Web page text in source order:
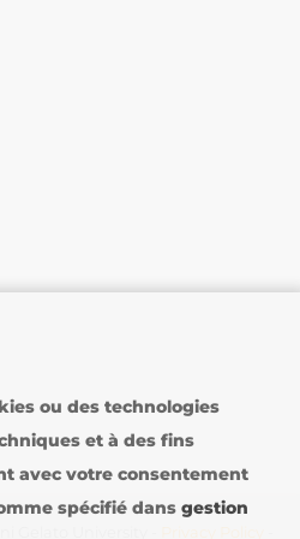
Gelato University -
ou des technologies
et à des fins
avec votre consentement
spécifié dans gestion